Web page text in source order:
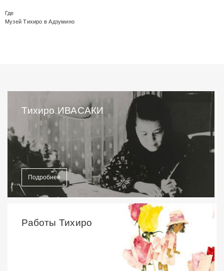
Где
Музей Тихиро в Адзумино
Тихиро ИВАСАКИ
Подробнее
Работы Тихиро